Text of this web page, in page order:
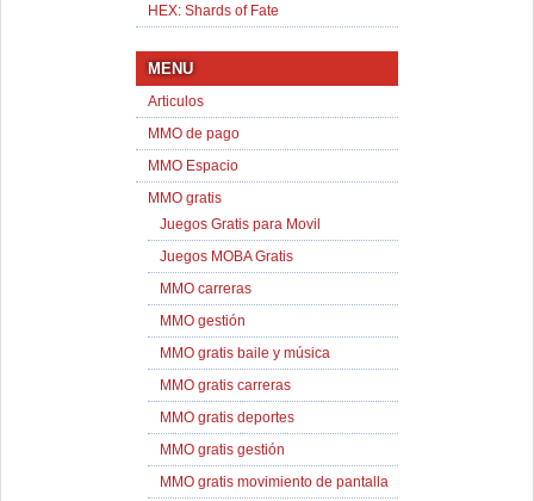
HEX: Shards of Fate
MENU
Articulos
MMO de pago
MMO Espacio
MMO gratis
Juegos Gratis para Movil
Juegos MOBA Gratis
MMO carreras
MMO gestión
MMO gratis baile y música
MMO gratis carreras
MMO gratis deportes
MMO gratis gestión
MMO gratis movimiento de pantalla